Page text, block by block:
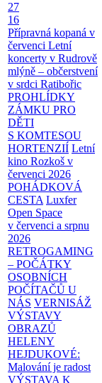
27
16
Přípravná kopaná v
červenci Letní
koncerty v Rudrově
mlýně – občerstvení
v srdci Ratibořic
PROHLÍDKY
ZÁMKU PRO
DĚTI
S KOMTESOU
HORTENZIÍ Letní
kino Rozkoš v
červenci 2026
POHÁDKOVÁ
CESTA Luxfer
Open Space
v červenci a srpnu
2026
RETROGAMING
– POČÁTKY
OSOBNÍCH
POČÍTAČŮ U
NÁS VERNISÁŽ
VÝSTAVY
OBRAZŮ
HELENY
HEJDUKOVÉ:
Malování je radost
VÝSTAVA K